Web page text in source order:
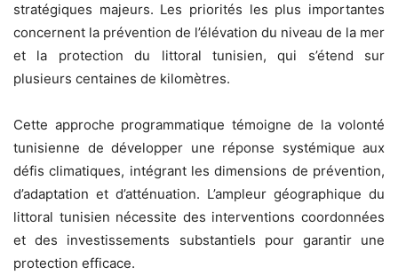
stratégiques majeurs. Les priorités les plus importantes
concernent la prévention de l’élévation du niveau de la mer
et la protection du littoral tunisien, qui s’étend sur
plusieurs centaines de kilomètres.
Cette approche programmatique témoigne de la volonté
tunisienne de développer une réponse systémique aux
défis climatiques, intégrant les dimensions de prévention,
d’adaptation et d’atténuation. L’ampleur géographique du
littoral tunisien nécessite des interventions coordonnées
et des investissements substantiels pour garantir une
protection efficace.